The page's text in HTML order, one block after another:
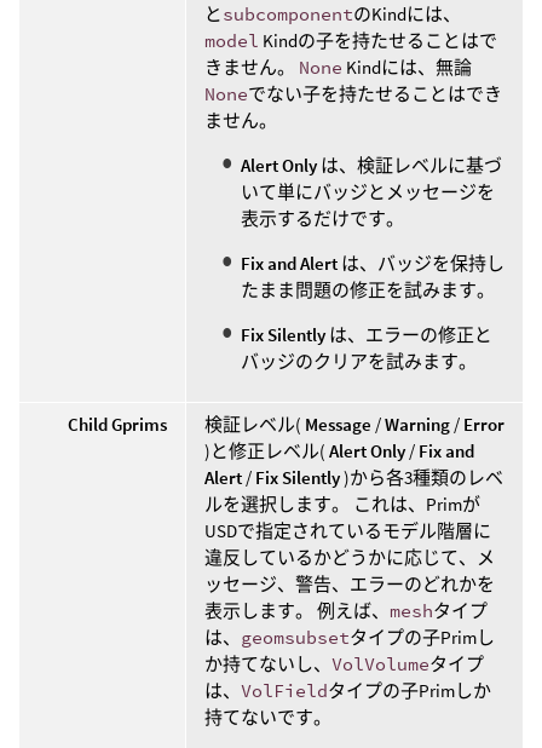
と subcomponentのKindには、
model Kindの子を持たせることはで
きません。 None Kindには、無論
Noneでない子を持たせることはでき
ません。
Alert Only は、検証レベルに基づ
いて単にバッジとメッセージを
表示するだけです。
Fix and Alert は、バッジを保持し
たまま問題の修正を試みます。
Fix Silently は、エラーの修正と
バッジのクリアを試みます。
Child Gprims 検証レベル( Message /Warning / Error
)と修正レベル( Alert Only / Fix and
Alert / Fix Silently)から各3種類のレベ
ルを選択します。 これは、Primが
USDで指定されているモデル階層に
違反しているかどうかに応じて、メ
ッセージ、警告、エラーのどれかを
表示します。 例えば、 meshタイプ
は、 geomsubsetタイプの子Primし
か持てないし、 VolVolumeタイプ
は、 VolFieldタイプの子Primしか
持てないです。